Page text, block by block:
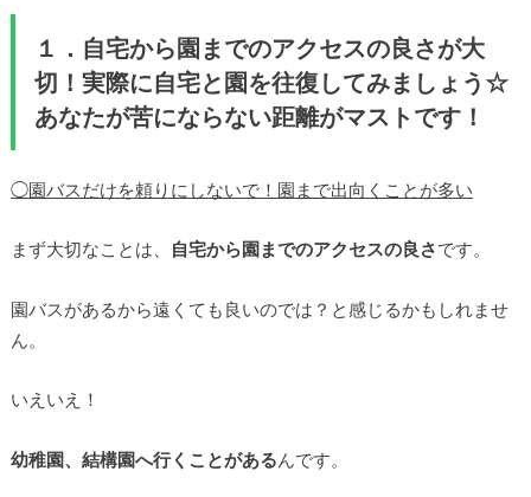
１．自宅から園までのアクセスの良さが大
切！実際に自宅と園を往復してみましょう☆
あなたが苦にならない距離がマストです！
◯園バスだけを頼りにしないで！園まで出向くことが多い
まず大切なことは、 自宅から園までのアクセスの良さです。
園バスがあるから遠くても良いのでは？と感じるかもしれませ
ん。
いえいえ！
幼稚園、結構園へ行くことがあるんです。